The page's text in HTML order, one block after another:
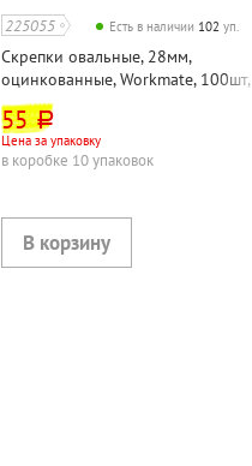
225055 Есть в наличии 102 уп.
Скрепки овальные, 28мм,
оцинкованные, Workmate, 100шт,
картон. уп.
55 руб.
Цена за упаковку
в коробке 10 упаковок